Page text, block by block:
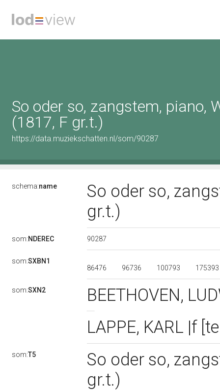
So oder so, zangstem, piano,
(1817, F gr.t.)
https://data.muziekschatten.nl/som/90287
schema:name
So oder so,
gr.t.)
som:NDEREC 90287
som:SXBN1
86476
96736 100793 175393
som:SXN2
BEETHOVEN,
LAPPE, KARL |f
som:T5
So oder so,
gr.t.)